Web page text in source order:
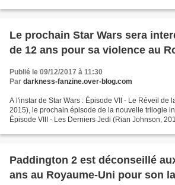
Le prochain Star Wars sera
de 12 ans pour sa violence au
Publié le 09/12/2017 à 11:30
Par darkness-fanzine.over-blog.com
A l'instar de Star Wars : Épisode VII - Le Réveil de
2015), le prochain épisode de la nouvelle trilogie
Épisode VIII - Les Derniers Jedi (Rian Johnson,
Paddington 2 est déconseillé
ans au Royaume-Uni pour son